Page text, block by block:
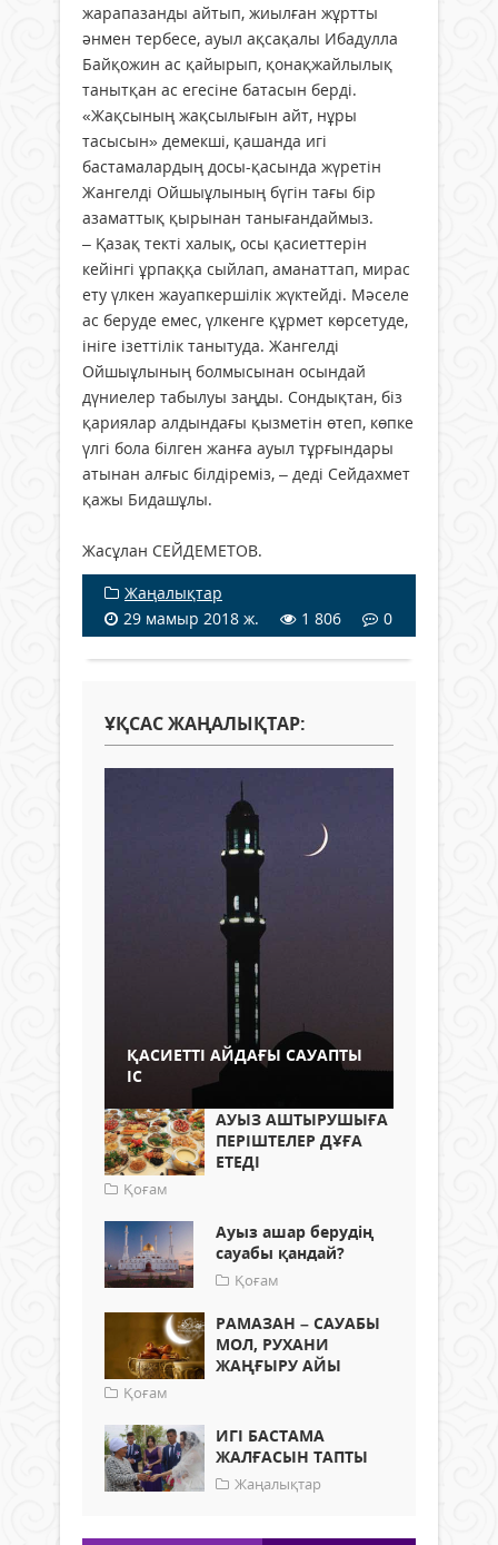
жарапазанды айтып, жиылған жұртты
әнмен тербесе, ауыл ақсақалы Ибадулла
Байқожин ас қайырып, қонақжайлылық
танытқан ас егесіне батасын берді.
«Жақсының жақсылығын айт, нұры
тасысын» демекші, қашанда игі
бастамалардың досы-қасында жүретін
Жангелді Ойшыұлының бүгін тағы бір
азаматтық қырынан танығандаймыз.
– Қазақ текті халық, осы қасиеттерін
кейінгі ұрпаққа сыйлап, аманаттап, мирас
ету үлкен жауапкершілік жүктейді. Мәселе
ас беруде емес, үлкенге құрмет көрсетуде,
ініге ізеттілік танытуда. Жангелді
Ойшыұлының болмысынан осындай
дүниелер табылуы заңды. Сондықтан, біз
қариялар алдындағы қызметін өтеп, көпке
үлгі бола білген жанға ауыл тұрғындары
атынан алғыс білдіреміз, – деді Сейдахмет
қажы Бидашұлы.
Жасұлан СЕЙДЕМЕТОВ.
Жаңалықтар
29 мамыр 2018 ж.
1 806 0
ҰҚСАС ЖАҢАЛЫҚТАР:
ҚАСИЕТТІ АЙДАҒЫ САУАПТЫ
ІС
АУЫЗ АШТЫРУШЫҒА
ПЕРІШТЕЛЕР ДҰҒА
ЕТЕДІ
Қоғам
Ауыз ашар берудің
сауабы қандай?
Қоғам
РАМАЗАН – САУАБЫ
МОЛ, РУХАНИ
ЖАҢҒЫРУ АЙЫ
Қоғам
ИГІ БАСТАМА
ЖАЛҒАСЫН ТАПТЫ
Жаңалықтар